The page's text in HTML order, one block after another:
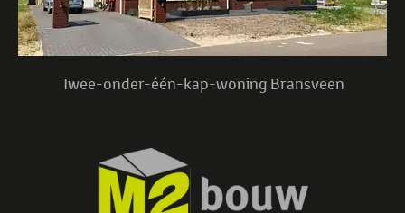
Twee-onder-één-kap-woning Bransveen